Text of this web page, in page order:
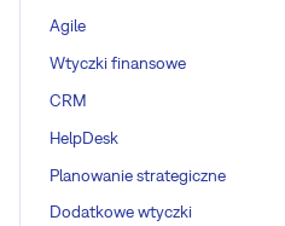
Agile
Wtyczki finansowe
CRM
HelpDesk
Planowanie strategiczne
Dodatkowe wtyczki